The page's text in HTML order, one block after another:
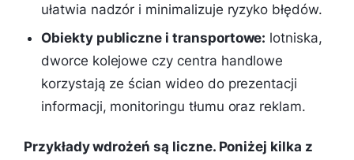
ułatwia nadzór i minimalizuje ryzyko błędów.
Obiekty publiczne i transportowe: lotniska,
dworce kolejowe czy centra handlowe
korzystają ze ścian wideo do prezentacji
informacji, monitoringu tłumu oraz reklam.
Przykłady wdrożeń są liczne. Poniżej kilka z